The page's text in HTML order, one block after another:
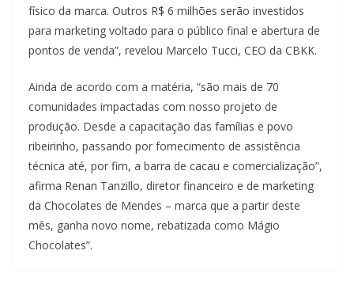
físico da marca. Outros R$ 6 milhões serão investidos
para marketing voltado para o público final e abertura de
pontos de venda”, revelou Marcelo Tucci, CEO da CBKK.
Ainda de acordo com a matéria, “são mais de 70
comunidades impactadas com nosso projeto de
produção. Desde a capacitação das famílias e povo
ribeirinho, passando por fornecimento de assistência
técnica até, por fim, a barra de cacau e comercialização”,
afirma Renan Tanzillo, diretor financeiro e de marketing
da Chocolates de Mendes – marca que a partir deste
mês, ganha novo nome, rebatizada como Mágio
Chocolates”.